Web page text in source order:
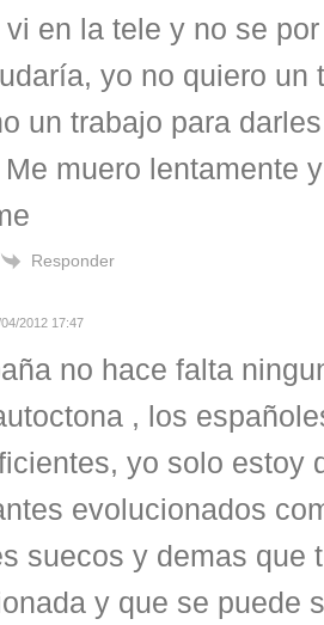
vi en la tele y no se
yo no quiero un
un trabajo para
Me muero lentamente
Responder
04/2012 17:47
no hace falta
, los
yo solo estoy
evolucionados
suecos y demas que
y que se puede